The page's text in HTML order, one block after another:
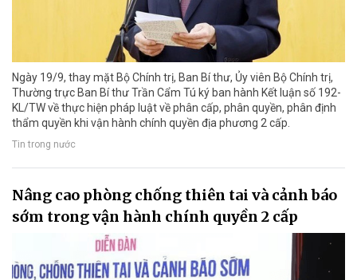
Ngày 19/9, thay mặt Bộ Chính trị, Ban Bí thư, Ủy viên Bộ Chính trị,
Thường trực Ban Bí thư Trần Cẩm Tú ký ban hành Kết luận số 192-
KL/TW về thực hiện pháp luật về phân cấp, phân quyền, phân định
thẩm quyền khi vận hành chính quyền địa phương 2 cấp.
Tin trong nước
Nâng cao phòng chống thiên tai và cảnh báo
sớm trong vận hành chính quyền 2 cấp